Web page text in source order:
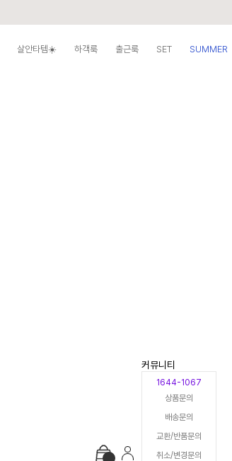
살안타템☀️ 하객룩 출근룩 SET SUMMER
커뮤니티
1644-1067
상품문의
배송문의
교환/반품문의
취소/변경문의